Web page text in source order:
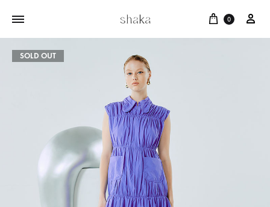
Cart
0
SOLD OUT